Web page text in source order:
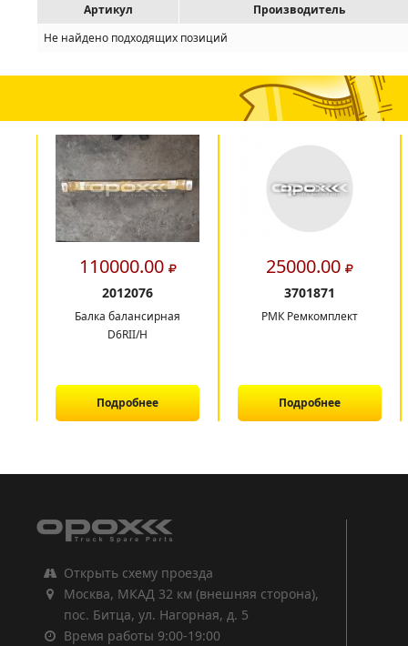
Артикул
Производитель
Не найдено подходящих позиций
110000.00
2012076
Балка балансирная
D6RII/H
Подробнее
25000.00
3701871
РМК Ремкомплект
Подробнее
Открыть схему проезда
Москва, МКАД 32 км (внешняя сторона),
пос. Битца, ул. Нагорная, д. 5
Время работы 9:00-19:00